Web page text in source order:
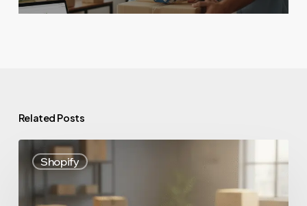
Related Posts
Shopify